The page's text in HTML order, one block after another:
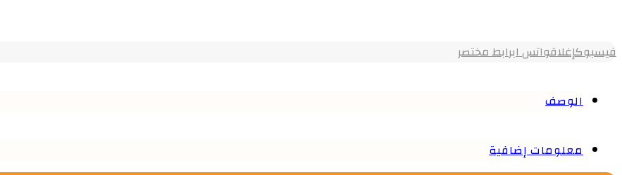
فيسبوكإغلاقواتس ابرابط مختصر
الوصف
معلومات إضافية